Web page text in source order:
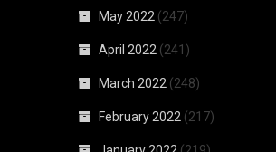
May 2022 (247)
April 2022 (241)
March 2022 (248)
February 2022 (217)